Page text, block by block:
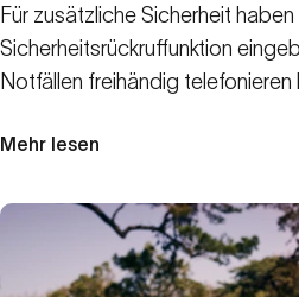
Für zusätzliche Sicherheit haben
Sicherheitsrückruffunktion
Notfällen freihändig telefonieren
Mehr lesen